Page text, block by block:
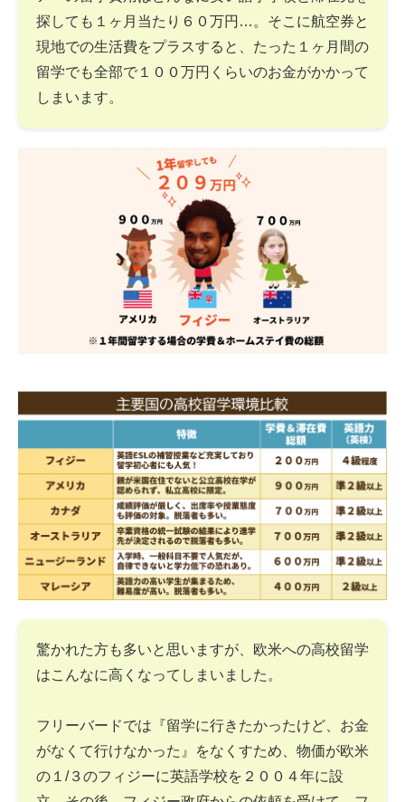
探しても１ヶ月当たり６０万円…。そこに航空券と
現地での生活費をプラスすると、たった１ヶ月間の
留学でも全部で１００万円くらいのお金がかかって
しまいます。
驚かれた方も多いと思いますが、欧米への高校留学
はこんなに高くなってしまいました。
フリーバードでは『留学に行きたかったけど、お金
がなくて行けなかった』をなくすため、物価が欧米
の１/３のフィジーに英語学校を２００４年に設